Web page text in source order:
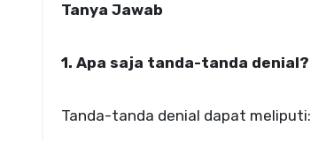
Tanya Jawab
1. Apa saja tanda-tanda denial?
Tanda-tanda denial dapat meliputi: